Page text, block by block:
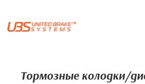
Тормозные колодки/